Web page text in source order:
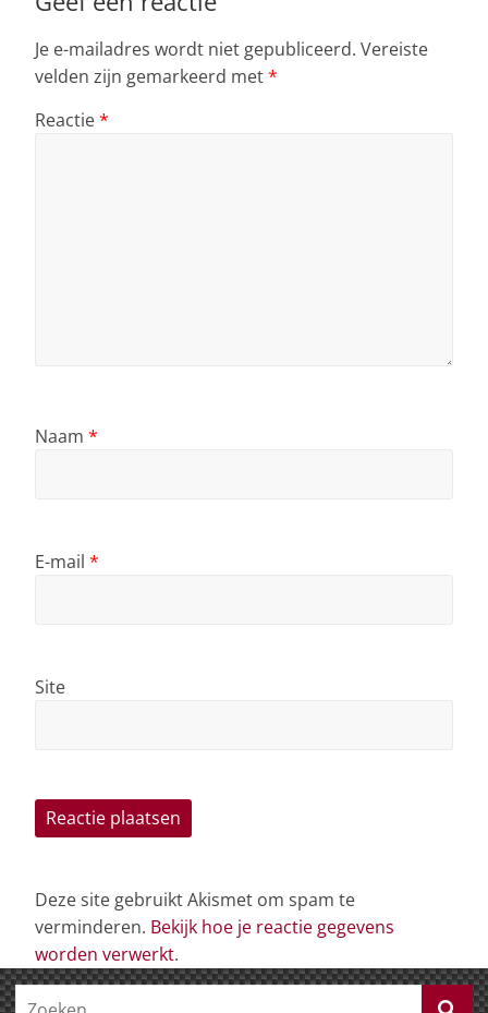
Je e-mailadres wordt niet gepubliceerd. Vereiste
velden zijn gemarkeerd met*
Reactie*
Naam *
E-mail *
Site
Deze site gebruikt Akismet om spam te
verminderen. Bekijk hoe je reactie gegevens
worden verwerkt.